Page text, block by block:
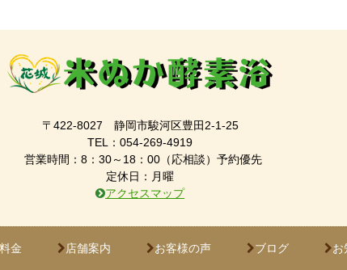
〒422-8027 静岡市駿河区豊田2-1-25
TEL：054-269-4919
営業時間：8：30～18：00（応相談）予約優先
定休日：月曜
アクセスマップ
料金 店舗案内 お客様の声 ブログ お